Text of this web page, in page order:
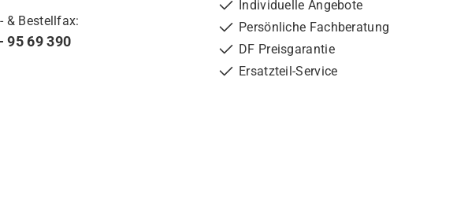
& Bestellfax:
95 69 390
Individuelle Angebote
Persönliche Fachberatung
DF Preisgarantie
Ersatzteil-Service